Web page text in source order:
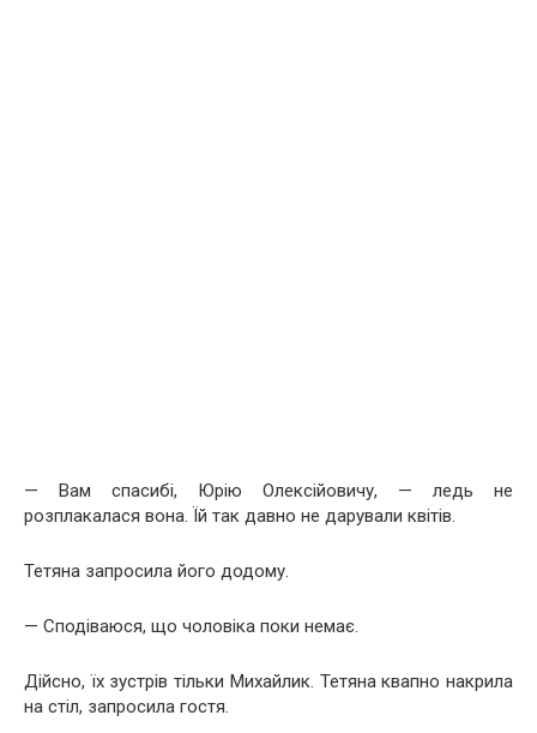
— Вам спасибі, Юрію Олексійовичу, — ледь не
розплакалася вона. Їй так давно не дарували квітів.
Тетяна запросила його додому.
— Сподіваюся, що чоловіка поки немає.
Дійсно, їх зустрів тільки Михайлик. Тетяна квапно накрила
на стіл, запросила гостя.